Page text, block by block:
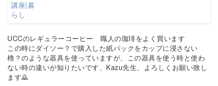
UCCのレギュラーコーヒー 職人の珈琲をよく買います
この時にダイソー？で購入した紙パックをカップに浸さない
櫓？のような器具を使っていますが、この器具を使う時と使わ
ない時の違いが知りたいです、Kazu先生、よろしくお願い致し
ます🙇